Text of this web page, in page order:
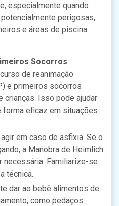
especialmente quando
perigosas,
e áreas de piscina.
Socorros:
de reanimação
e primeiros socorros
crianças. Isso pode ajudar
forma eficaz em situações
em caso de asfixia. Se o
a Manobra de Heimlich
necessária. Familiarize-se
técnica.
dar ao bebê alimentos de
como pedaços